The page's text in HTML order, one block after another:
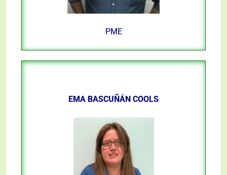
PME
EMA BASCUÑÁN COOLS